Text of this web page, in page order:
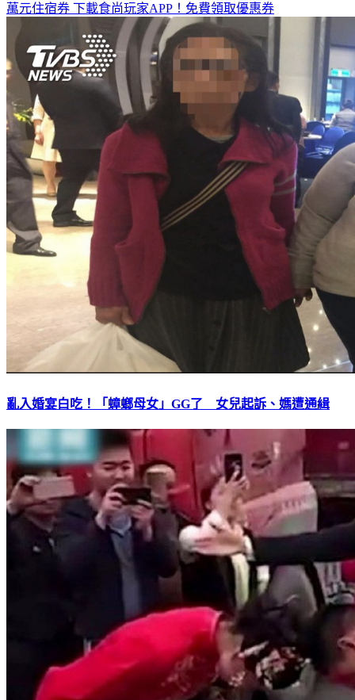
萬元住宿券 下載食尚玩家APP！免費領取優惠券
亂入婚宴白吃！「蟑螂母女」GG了 女兒起訴、媽遭通緝